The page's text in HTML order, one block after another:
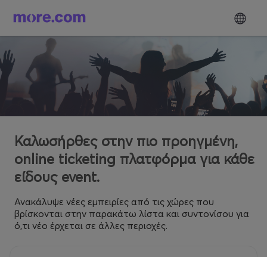
Καλωσήρθες στην πιο προηγμένη,
online ticketing πλατφόρμα για κάθε
είδους event.
Ανακάλυψε νέες εμπειρίες από τις χώρες που
βρίσκονται στην παρακάτω λίστα και συντονίσου για
ό,τι νέο έρχεται σε άλλες περιοχές.